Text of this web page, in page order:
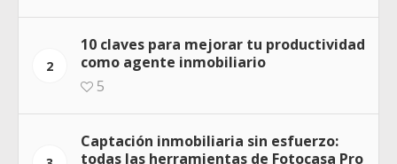
2
10 claves para mejorar tu productividad
como agente inmobiliario
5
Captación inmobiliaria sin esfuerzo:
todas las herramientas de Fotocasa Pro